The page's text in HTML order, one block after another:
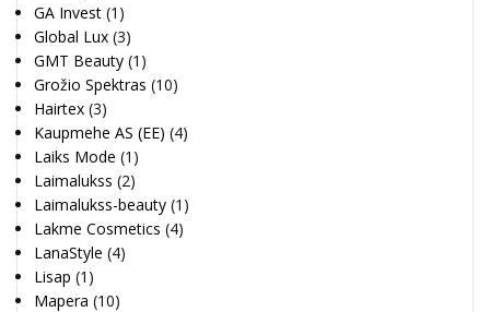
GA Invest (1)
Global Lux (3)
GMT Beauty (1)
Grožio Spektras (10)
Hairtex (3)
Kaupmehe AS (EE) (4)
Laiks Mode (1)
Laimalukss (2)
Laimalukss-beauty (1)
Lakme Cosmetics (4)
LanaStyle (4)
Lisap (1)
Mapera (10)